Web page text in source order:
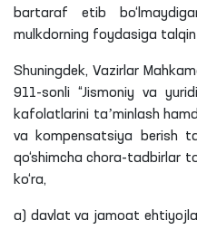
bartaraf etib
mulkdorning foydasiga talqin
Shuningdek, Vazirlar
911-sonli “Jismoniy va
kafolatlarini taʼminlash
va kompensatsiya berish
qo‘shimcha chora-tadbirlar
ko‘ra,
a) davlat va jamoat